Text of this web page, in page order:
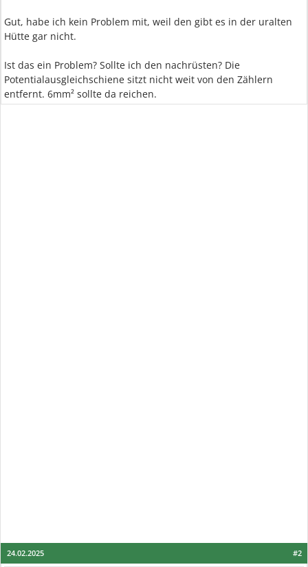
Gut, habe ich kein Problem mit, weil den gibt es in der uralten
Hütte gar nicht.
Ist das ein Problem? Sollte ich den nachrüsten? Die
Potentialausgleichschiene sitzt nicht weit von den Zählern
entfernt. 6mm² sollte da reichen.
#2
24.02.2025